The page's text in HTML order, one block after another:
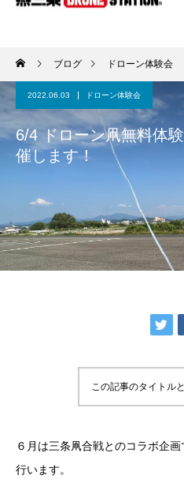
ブログ ドローン体験会
2022.06.03 ドローン体験会
6/4 ドローン凧無料体
催します！
この記事のタイトル
６月 は三条凧合戦とのコラボ企
行います。